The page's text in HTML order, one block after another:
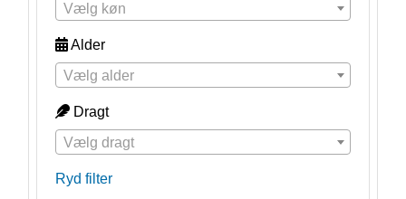
Vælg køn
Alder
Vælg alder
Dragt
Vælg dragt
Ryd filter